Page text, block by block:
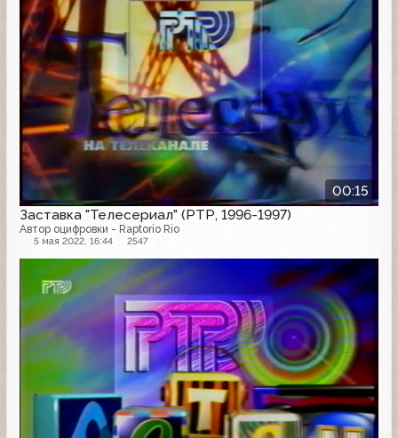
00:15
Заставка "Телесериал" (РТР, 1996-1997)
Автор оцифровки - Raptorio Rio
5 мая 2022, 16:44 2547
Заставка